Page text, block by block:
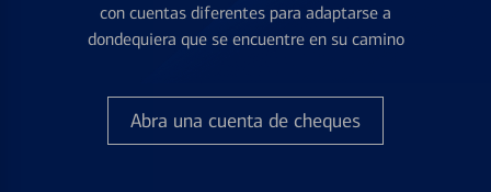
con cuentas diferentes para adaptarse a
dondequiera que se encuentre en su camino
Abra una cuenta de cheques